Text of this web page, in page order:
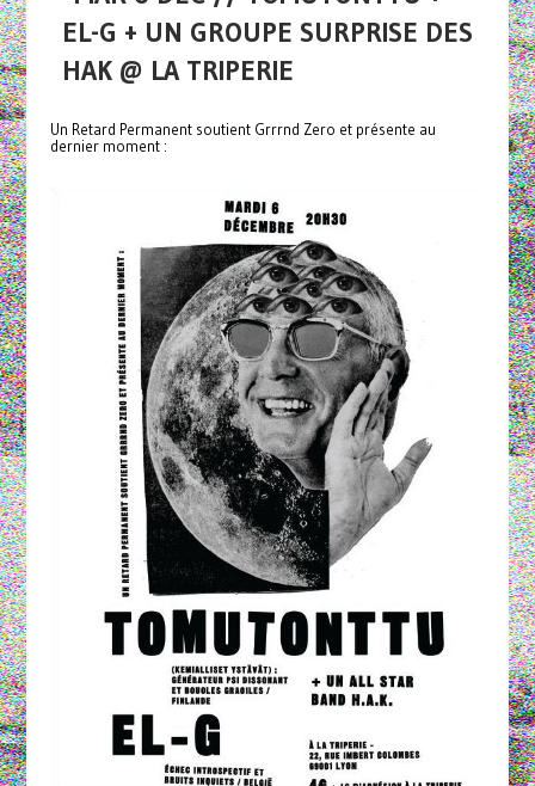
EL-G + UN GROUPE SURPRISE DES
HAK @ LA TRIPERIE
Un Retard Permanent soutient Grrrnd Zero et présente au
dernier moment :